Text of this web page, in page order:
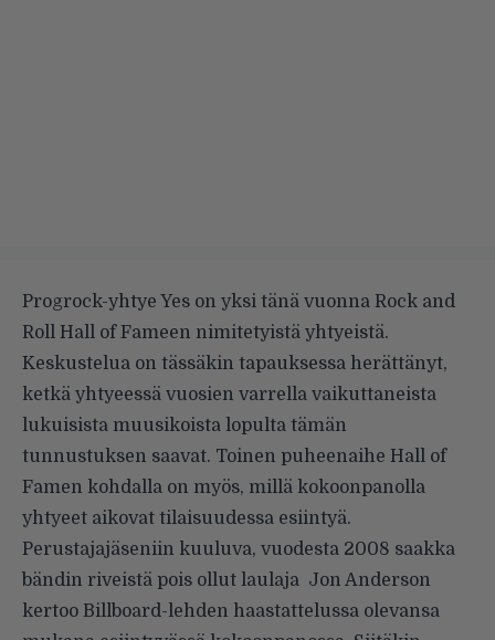
Progrock-yhtye Yes on yksi tänä vuonna Rock and
Roll Hall of Fameen nimitetyistä yhtyeistä.
Keskustelua on tässäkin tapauksessa herättänyt,
ketkä yhtyeessä vuosien varrella vaikuttaneista
lukuisista muusikoista lopulta tämän
tunnustuksen saavat. Toinen puheenaihe Hall of
Famen kohdalla on myös, millä kokoonpanolla
yhtyeet aikovat tilaisuudessa esiintyä.
Perustajajäseniin kuuluva, vuodesta 2008 saakka
bändin riveistä pois ollut laulaja Jon Anderson
kertoo Billboard-lehden haastattelussa olevansa